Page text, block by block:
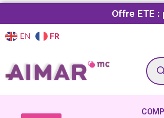
Offre ETE
EN FR